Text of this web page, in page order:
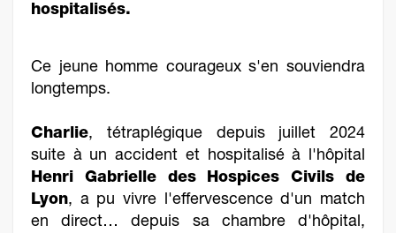
hospitalisés.
Ce jeune homme courageux s'en souviendra
longtemps.
Charlie, tétraplégique depuis juillet 2024
suite à un accident et hospitalisé à l'hôpital
Henri Gabrielle des Hospices Civils de
Lyon, a pu vivre l'effervescence d'un match
en direct… depuis sa chambre d'hôpital,